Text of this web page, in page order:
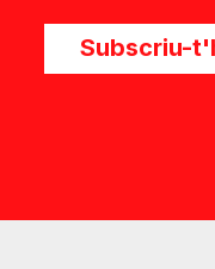
Subscriu-